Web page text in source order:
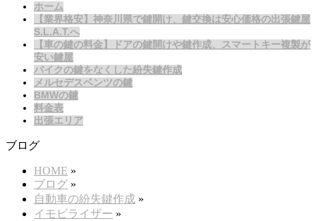
ホーム
【業界格安】神奈川県で鍵開け、鍵交換は安心価格の出張鍵屋
S.L.A.T.へ
【車の鍵の料金】ドアの鍵開けや鍵作成、スマートキー複製が
安い鍵屋
バイクの鍵をなくした紛失鍵作成
メルセデスベンツの鍵
BMWの鍵
料金表
出張エリア
ブログ
HOME »
ブログ »
自動車の紛失鍵作成 »
イモビライザー »